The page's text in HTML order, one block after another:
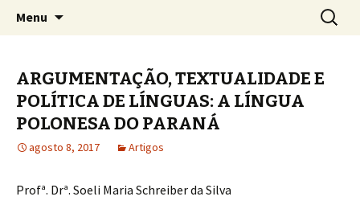
Menu
por:
ARGUMENTAÇÃO, TEXTUALIDADE E
POLÍTICA DE LÍNGUAS: A LÍNGUA
POLONESA DO PARANÁ
agosto 8, 2017 Artigos
Profª. Drª. Soeli Maria Schreiber da Silva